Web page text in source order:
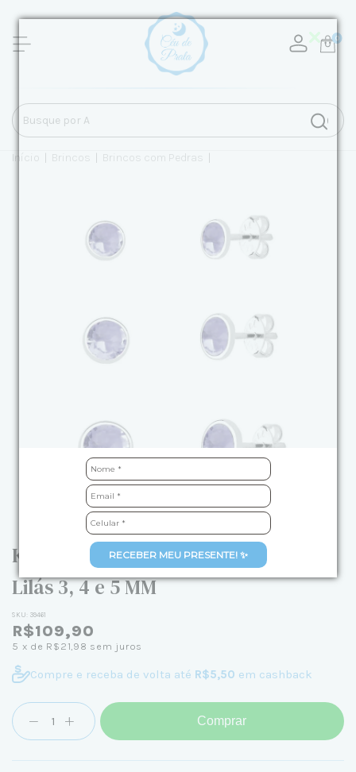
RECEBER MEU PRESENTE! ✨
0
Início Brincos Brincos com Pedras
Kit Brincos de Prata Trio Redondos
Lilás 3, 4 e 5 MM
SKU: 39461
R$109,90
5 x de R$21,98 sem juros
Compre e receba de volta até R$5,50 em cashback
Comprar